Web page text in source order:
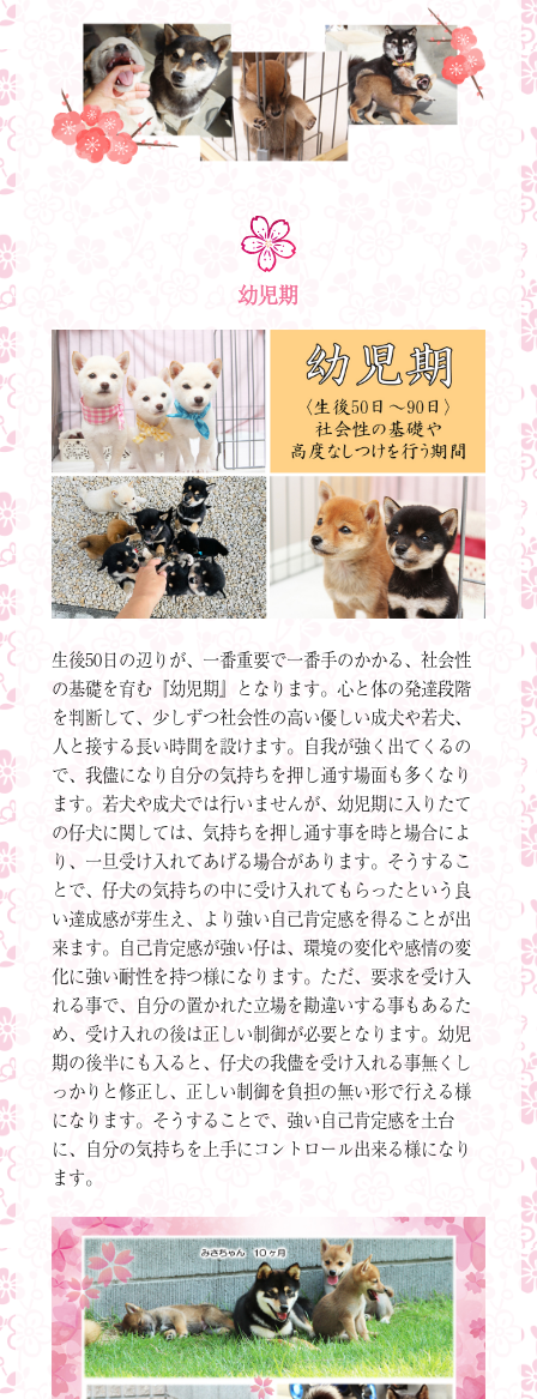
幼児期
生後50日の辺りが、一番重要で一番手のかかる、社会性
の基礎を育む『幼児期』となります。心と体の発達段階
を判断して、少しずつ社会性の高い優しい成犬や若犬、
人と接する長い時間を設けます。自我が強く出てくるの
で、我儘になり自分の気持ちを押し通す場面も多くなり
ます。若犬や成犬では行いませんが、幼児期に入りたて
の仔犬に関しては、気持ちを押し通す事を時と場合によ
り、一旦受け入れてあげる場合があります。そうするこ
とで、仔犬の気持ちの中に受け入れてもらったという良
い達成感が芽生え、より強い自己肯定感を得ることが出
来ます。自己肯定感が強い仔は、環境の変化や感情の変
化に強い耐性を持つ様になります。ただ、要求を受け入
れる事で、自分の置かれた立場を勘違いする事もあるた
め、受け入れの後は正しい制御が必要となります。幼児
期の後半にも入ると、仔犬の我儘を受け入れる事無くし
っかりと修正し、正しい制御を負担の無い形で行える様
になります。そうすることで、強い自己肯定感を土台
に、自分の気持ちを上手にコントロール出来る様になり
ます。